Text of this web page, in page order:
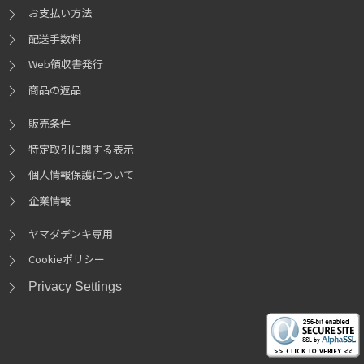
お支払い方法
配送手数料
Web領収書発行
商品の返品
販売条件
特定取引に関する表示
個人情報保護について
企業情報
ヤマダデンキ専用
Cookieポリシー
Privacy Settings